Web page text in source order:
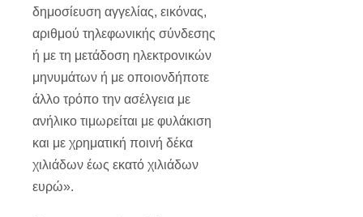
δημοσίευση αγγελίας, εικόνας,
αριθμού τηλεφωνικής σύνδεσης
ή με τη μετάδοση ηλεκτρονικών
μηνυμάτων ή με οποιονδήποτε
άλλο τρόπο την ασέλγεια με
ανήλικο τιμωρείται με φυλάκιση
και με χρηματική ποινή δέκα
χιλιάδων έως εκατό χιλιάδων
ευρώ».